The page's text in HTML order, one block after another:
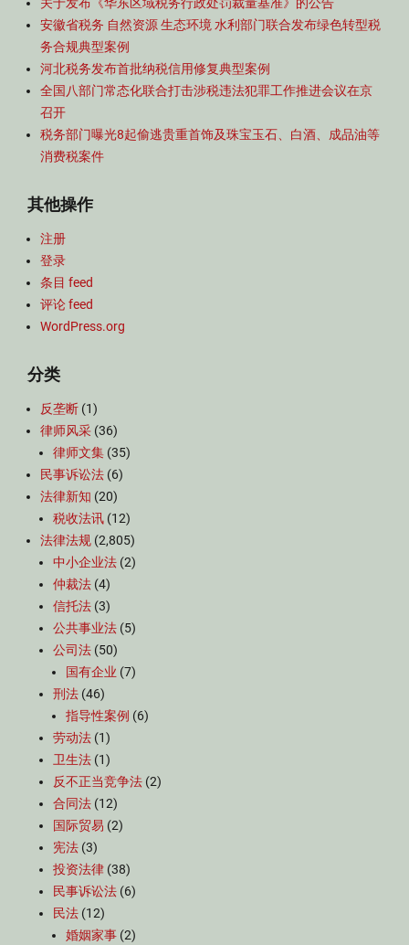
安徽省税务 自然资源 生态环境 水利部门联合发布绿色转型税
务合规典型案例
河北税务发布首批纳税信用修复典型案例
全国八部门常态化联合打击涉税违法犯罪工作推进会议在京
召开
税务部门曝光8起偷逃贵重首饰及珠宝玉石、白酒、成品油等
消费税案件
其他操作
注册
登录
条目 feed
评论 feed
WordPress.org
分类
反垄断 (1)
律师风采 (36)
律师文集 (35)
民事诉讼法 (6)
法律新知 (20)
税收法讯 (12)
法律法规 (2,805)
中小企业法 (2)
仲裁法 (4)
信托法 (3)
公共事业法 (5)
公司法 (50)
国有企业 (7)
刑法 (46)
指导性案例 (6)
劳动法 (1)
卫生法 (1)
反不正当竞争法 (2)
合同法 (12)
国际贸易 (2)
宪法 (3)
投资法律 (38)
民事诉讼法 (6)
民法 (12)
婚姻家事 (2)